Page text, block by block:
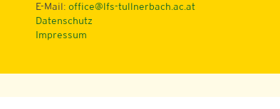
E-Mail: office@lfs-tullnerbach.ac.at
Datenschutz
Impressum